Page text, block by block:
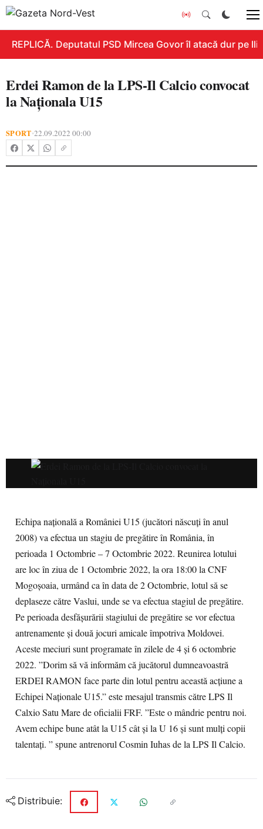
REPLICĂ. Deputatul PSD Mircea Govor îl atacă dur pe
Erdei Ramon de la LPS-Il Calcio convocat
la Naționala U15
SPORT•22.09.2022 00:00
Echipa națională a României U15 (jucători născuți în anul
2008) va efectua un stagiu de pregătire în România, în
perioada 1 Octombrie – 7 Octombrie 2022. Reunirea lotului
are loc în ziua de 1 Octombrie 2022, la ora 18:00 la CNF
Mogoșoaia, urmând ca în data de 2 Octombrie, lotul să se
deplaseze către Vaslui, unde se va efectua stagiul de pregătire.
Pe perioada desfășurării stagiului de pregătire se vor efectua
antrenamente și două jocuri amicale împotriva Moldovei.
Aceste meciuri sunt programate în zilele de 4 și 6 octombrie
2022. ”Dorim să vă informăm că jucătorul dumneavoastră
ERDEI RAMON face parte din lotul pentru această acțiune a
Echipei Naționale U15.” este mesajul transmis către LPS Il
Calxio Satu Mare de oficialii FRF. ”Este o mândrie pentru noi.
Avem echipe bune atât la U15 cât și la U 16 și sunt mulți copii
talentați. ” spune antrenorul Cosmin Iuhas de la LPS Il Calcio.
Distribuie: